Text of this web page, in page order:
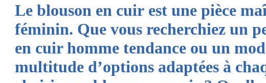
Le blouson en cuir est une pièce
féminin. Que vous recherchiez un
en cuir homme tendance ou un
multitude d’options adaptées à